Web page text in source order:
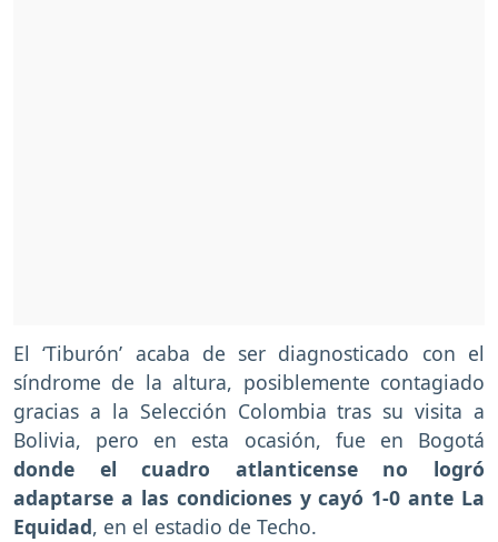
El ‘Tiburón’ acaba de ser diagnosticado con el
síndrome de la altura, posiblemente contagiado
gracias a la Selección Colombia tras su visita a
Bolivia, pero en esta ocasión, fue en Bogotá
donde el cuadro atlanticense no logró
adaptarse a las condiciones y cayó 1-0 ante La
Equidad, en el estadio de Techo.